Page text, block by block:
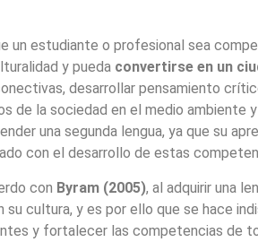
un estudiante o profesional sea
y pueda convertirse en un
desarrollar pensamiento
de la sociedad en el medio ambiente
una segunda lengua, ya que su
con el desarrollo de estas
con Byram (2005), al adquirir una
su cultura, y es por ello que se hace
y fortalecer las competencias de